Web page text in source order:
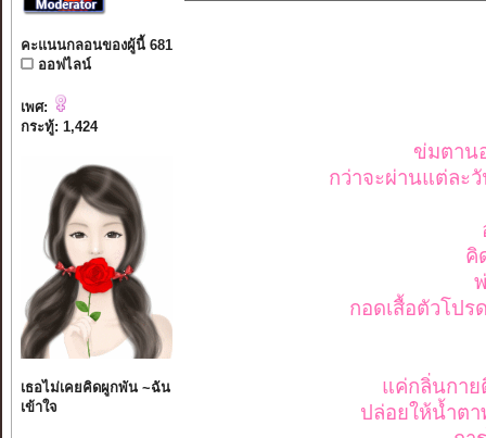
คะแนนกลอนของผู้นี้ 681
ออฟไลน์
เพศ:
กระทู้: 1,424
เธอไม่เคยคิดผูกพัน ~ฉัน
เข้าใจ
ข่มตาน
กว่าจะผ่านแต่ละ
คิ
กอดเสื้อตัวโป
แค่กลิ่นกาย
ปล่อยให้น้ำต